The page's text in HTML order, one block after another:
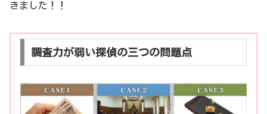
きました！！
調査力が弱い探偵の三つの問題点